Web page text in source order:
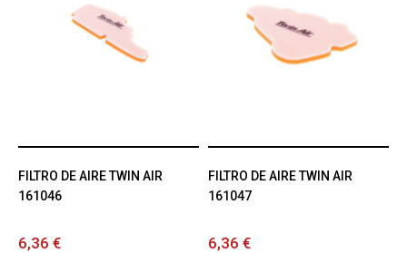
FILTRO DE AIRE TWIN AIR
161046
6,36 €
FILTRO DE AIRE TWIN AIR
161047
6,36 €